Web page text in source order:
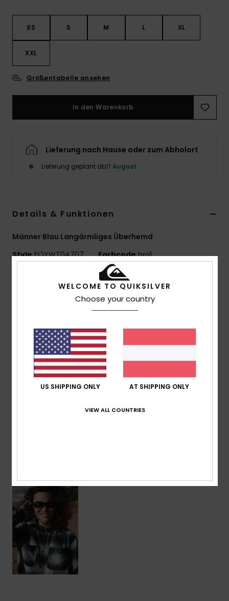
XS S M L XL
XXL
Größentabelle ansehen
In den Warenkorb
Lieferung nach Hause oder zum Abholort
Lieferung geplant ab11 August
Details & Funktionen
Männer Blau Langärmliges Überhemd
StyleEQYWT04707 Farbcodebrq1
100 % Bio-Baumwollflanell [275 G/M²]
Comfort Fit
Waschung:Stückwaschung
Taschen:Zwei Brusttaschen
Logo:Recyceltes, Gewebtes Quiksilver-Label
Zusammensetzung[Hauptstoff] 100 % Bio-Baumwolle
WELCOME TO QUIKSILVER
Choose your country
US SHIPPING ONLY AT SHIPPING ONLY
VIEW ALL COUNTRIES